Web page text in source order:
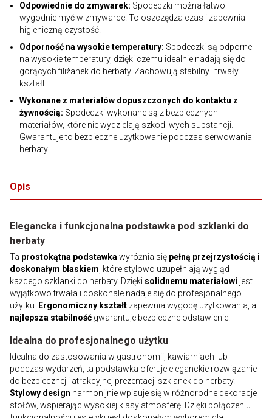
Odpowiednie do zmywarek: Spodeczki można łatwo i
wygodnie myć w zmywarce. To oszczędza czas i zapewnia
higieniczną czystość.
Odporność na wysokie temperatury: Spodeczki są odporne
na wysokie temperatury, dzięki czemu idealnie nadają się do
gorących filiżanek do herbaty. Zachowują stabilny i trwały
kształt.
Wykonane z materiałów dopuszczonych do kontaktu z
żywnością: Spodeczki wykonane są z bezpiecznych
materiałów, które nie wydzielają szkodliwych substancji.
Gwarantuje to bezpieczne użytkowanie podczas serwowania
herbaty.
Opis
Elegancka i funkcjonalna podstawka pod szklanki do
herbaty
Ta prostokątna podstawka wyróżnia się pełną przejrzystością i
doskonałym blaskiem , które stylowo uzupełniają wygląd
każdego szklanki do herbaty. Dzięki solidnemu materiałowi jest
wyjątkowo trwała i doskonale nadaje się do profesjonalnego
użytku.
Ergonomiczny kształt zapewnia wygodę użytkowania, a
najlepsza stabilność gwarantuje bezpieczne odstawienie.
Idealna do profesjonalnego użytku
Idealna do zastosowania w gastronomii, kawiarniach lub
podczas wydarzeń, ta podstawka oferuje eleganckie rozwiązanie
do bezpiecznej i atrakcyjnej prezentacji szklanek do herbaty.
Stylowy design harmonijnie wpisuje się w różnorodne dekoracje
stołów, wspierając wysokiej klasy atmosferę. Dzięki połączeniu